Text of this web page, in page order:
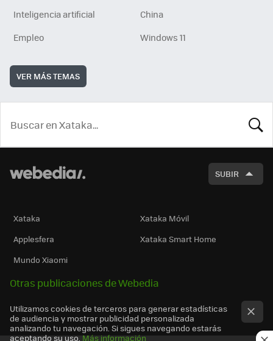
Inteligencia artificial
China
Empleo
Windows 11
VER MÁS TEMAS
SUBIR
Xataka
Xataka Móvil
Applesfera
Xataka Smart Home
Mundo Xiaomi
Otras publicaciones de Webedia
Utilizamos cookies de terceros para generar estadísticas
de audiencia y mostrar publicidad personalizada
analizando tu navegación. Si sigues navegando estarás
aceptando su uso. Más información